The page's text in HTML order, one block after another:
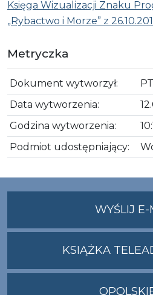
Księga Wizualizacji Znaku
„Rybactwo i Morze” z
Metryczka
Dokument wytworzył:
PT
Data wytworzenia:
Godzina wytworzenia:
Podmiot udostępniający:
WYŚLIJ E-
KSIĄŻKA